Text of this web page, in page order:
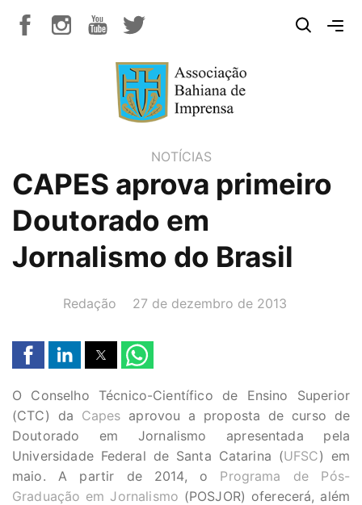
NOTÍCIAS
CAPES aprova primeiro
Doutorado em
Jornalismo do Brasil
AUTOR(A):
Redação DATA:
27 de dezembro de 2013
O Conselho Técnico-Científico de Ensino Superior
(CTC) da Capes aprovou a proposta de curso de
Doutorado em Jornalismo apresentada pela
Universidade Federal de Santa Catarina (UFSC) em
maio. A partir de 2014, o Programa de Pós-
Graduação em Jornalismo (POSJOR) oferecerá, além